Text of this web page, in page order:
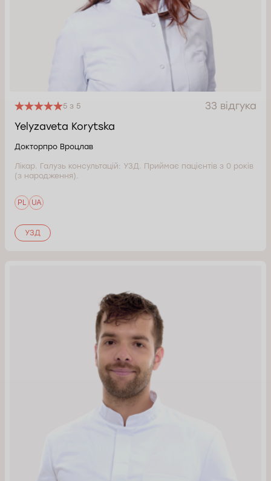
5 з 5
33 відгука
Yelyzaveta Korytska
Докторпро Вроцлав
Лікар. Галузь консультацій: УЗД. Приймає пацієнтів з 0 років
(з народження).
PL UA
УЗД